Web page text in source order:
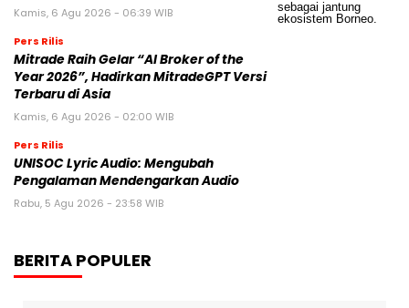
Kamis, 6 Agu 2026 - 06:39 WIB
Pers Rilis
Mitrade Raih Gelar “AI Broker of the
Year 2026”, Hadirkan MitradeGPT Versi
Terbaru di Asia
Kamis, 6 Agu 2026 - 02:00 WIB
Pers Rilis
UNISOC Lyric Audio: Mengubah
Pengalaman Mendengarkan Audio
Rabu, 5 Agu 2026 - 23:58 WIB
BERITA POPULER